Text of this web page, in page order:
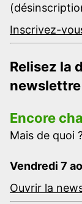
Inscrivez-
Relisez la
newslettre
Encore
Mais de quoi
Vendredi 7
Ouvrir la